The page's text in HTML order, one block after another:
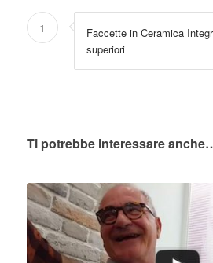
1
Faccette in Ceramica
superiori
Ti potrebbe interessare